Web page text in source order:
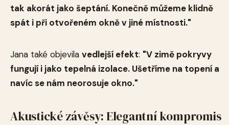
tak akorát jako šeptání. Konečně můžeme klidně
spát i při otvořeném okně v jiné místnosti."
Jana také objevila vedlejší efekt: "V zimě pokryvy
fungují i jako tepelná izolace. Ušetříme na topení a
navíc se nám neorosuje okno."
Akustické závěsy: Elegantní kompromis